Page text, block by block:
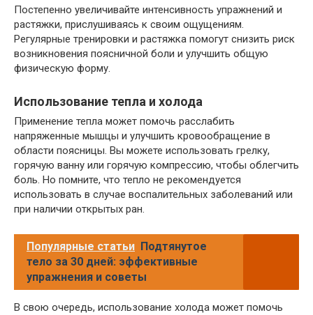
Постепенно увеличивайте интенсивность упражнений и
растяжки, прислушиваясь к своим ощущениям.
Регулярные тренировки и растяжка помогут снизить риск
возникновения поясничной боли и улучшить общую
физическую форму.
Использование тепла и холода
Применение тепла может помочь расслабить
напряженные мышцы и улучшить кровообращение в
области поясницы. Вы можете использовать грелку,
горячую ванну или горячую компрессию, чтобы облегчить
боль. Но помните, что тепло не рекомендуется
использовать в случае воспалительных заболеваний или
при наличии открытых ран.
Популярные статьи Подтянутое
тело за 30 дней: эффективные
упражнения и советы
В свою очередь, использование холода может помочь